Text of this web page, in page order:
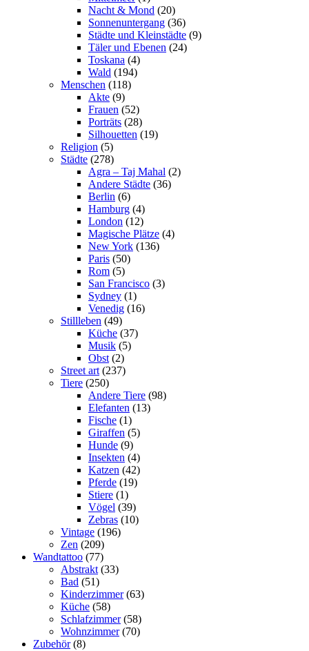
Nacht & Mond (20)
Sonnenuntergang (36)
Städte und Kleinstädte (9)
Täler und Ebenen (24)
Toskana (4)
Wald (194)
Menschen (118)
Akte (9)
Frauen (52)
Porträts (28)
Silhouetten (19)
Religion (5)
Städte (278)
Agra – Taj Mahal (2)
Andere Städte (36)
Berlin (6)
Hamburg (4)
London (12)
Magische Plätze (4)
New York (136)
Paris (50)
Rom (5)
San Francisco (3)
Sydney (1)
Venedig (16)
Stillleben (49)
Küche (37)
Musik (5)
Obst (2)
Street art (237)
Tiere (250)
Andere Tiere (98)
Elefanten (13)
Fische (1)
Giraffen (5)
Hunde (9)
Insekten (4)
Katzen (42)
Pferde (19)
Stiere (1)
Vögel (39)
Zebras (10)
Vintage (196)
Zen (209)
Wandtattoo (77)
Abstrakt (33)
Bad (51)
Kinderzimmer (63)
Küche (58)
Schlafzimmer (58)
Wohnzimmer (70)
Zubehör (8)